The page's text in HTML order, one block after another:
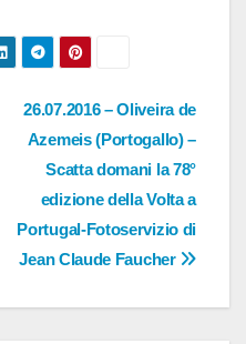
26.07.2016 – Oliveira de
Azemeis (Portogallo) –
Scatta domani la 78°
edizione della Volta a
Portugal-Fotoservizio di
Jean Claude Faucher